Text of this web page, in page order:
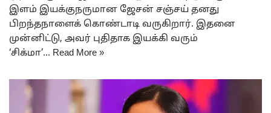
இளம் இயக்குநருமான ஜேசன் சஞ்சய் தனது
பிறந்தநாளைக் கொண்டாடி வருகிறார். இதனை
முன்னிட்டு, அவர் புதிதாக இயக்கி வரும்
‘சிக்மா’… Read More »